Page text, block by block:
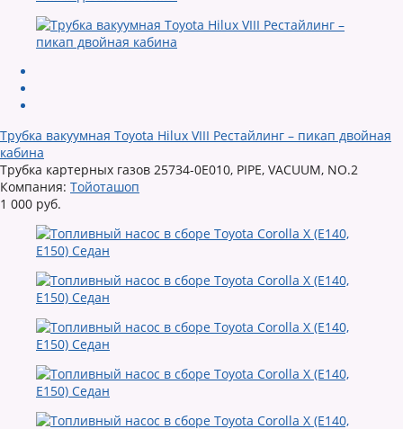
Трубка вакуумная Toyota Hilux VIII Рестайлинг – пикап двойная
кабина
Трубка картерных газов 25734-0E010, PIPE, VACUUM, NO.2
Компания: Тойоташоп
1 000 руб.